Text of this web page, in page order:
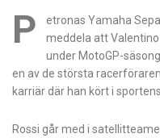
P
etronas Yamaha
meddela att
under MotoGP-
en av de största
karriär där han kört i
Rossi går med i